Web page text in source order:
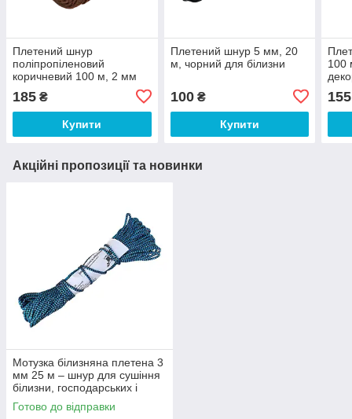
Плетений шнур
поліпропіленовий
коричневий 100 м, 2 мм
185 ₴
Купити
Плетений шнур 5 мм, 20
м, чорний для білизни
100₴
Купити
100
155
Акційні пропозиції та новинки
Мотузка білизняна плетена 3
мм 25 м – шнур для сушіння
білизни, господарських і
побутових робіт
Готово до відправки